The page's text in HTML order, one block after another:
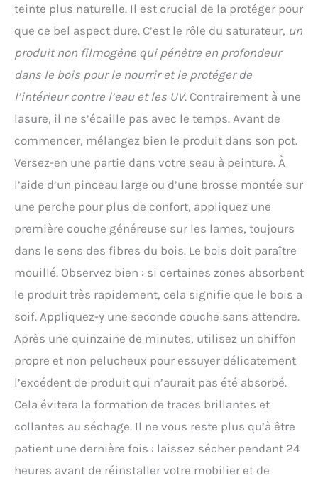
teinte plus naturelle. Il est crucial de la protéger pour
que ce bel aspect dure. C’est le rôle du saturateur, un
produit non filmogène qui pénètre en profondeur
dans le bois pour le nourrir et le protéger de
l’intérieur contre l’eau et les UV. Contrairement à une
lasure, il ne s’écaille pas avec le temps. Avant de
commencer, mélangez bien le produit dans son pot.
Versez-en une partie dans votre seau à peinture. À
l’aide d’un pinceau large ou d’une brosse montée sur
une perche pour plus de confort, appliquez une
première couche généreuse sur les lames, toujours
dans le sens des fibres du bois. Le bois doit paraître
mouillé. Observez bien : si certaines zones absorbent
le produit très rapidement, cela signifie que le bois a
soif. Appliquez-y une seconde couche sans attendre.
Après une quinzaine de minutes, utilisez un chiffon
propre et non pelucheux pour essuyer délicatement
l’excédent de produit qui n’aurait pas été absorbé.
Cela évitera la formation de traces brillantes et
collantes au séchage. Il ne vous reste plus qu’à être
patient une dernière fois : laissez sécher pendant 24
heures avant de réinstaller votre mobilier et de